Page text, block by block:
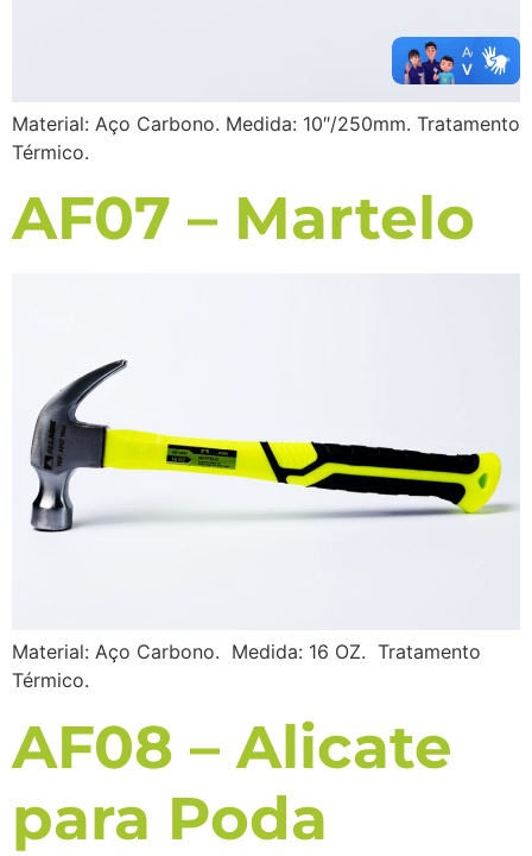
Material: Aço Carbono. Medida: 10″/250mm. Tratamento
Térmico.
AF07 – Martelo
Material: Aço Carbono. Medida: 16 OZ. Tratamento
Térmico.
AF08 – Alicate
para Poda